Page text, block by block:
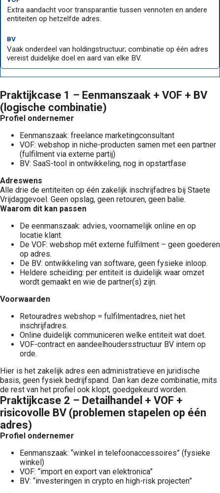
Extra aandacht voor transparantie tussen vennoten en andere
entiteiten op hetzelfde adres.
Vaak onderdeel van holdingstructuur; combinatie op één adres
vereist duidelijke doel en aard van elke BV.
Praktijkcase 1 – Eenmanszaak + VOF + BV
(logische combinatie)
Profiel ondernemer
Eenmanszaak: freelance marketingconsultant
VOF: webshop in niche-producten samen met een partner
(fulfilment via externe partij)
BV: SaaS-tool in ontwikkeling, nog in opstartfase
Adreswens
Alle drie de entiteiten op één zakelijk inschrijfadres bij Staete
Vrijdaggevoel. Geen opslag, geen retouren, geen balie.
Waarom dit kan passen
De eenmanszaak: advies, voornamelijk online en op
locatie klant.
De VOF: webshop mét externe fulfilment – geen goederen
op adres.
De BV: ontwikkeling van software, geen fysieke inloop.
Heldere scheiding: per entiteit is duidelijk waar omzet
wordt gemaakt en wie de partner(s) zijn.
Voorwaarden
Retouradres webshop = fulfilmentadres, niet het
inschrijfadres.
Online duidelijk communiceren welke entiteit wat doet.
VOF-contract en aandeelhoudersstructuur BV intern op
orde.
Hier is het zakelijk adres een administratieve en juridische
basis, geen fysiek bedrijfspand. Dan kan deze combinatie, mits
de rest van het profiel ook klopt, goedgekeurd worden.
Praktijkcase 2 – Detailhandel + VOF +
risicovolle BV (problemen stapelen op één
adres)
Profiel ondernemer
Eenmanszaak: “winkel in telefoonaccessoires” (fysieke
winkel)
VOF: “import en export van elektronica”
BV: “investeringen in crypto en high-risk projecten”